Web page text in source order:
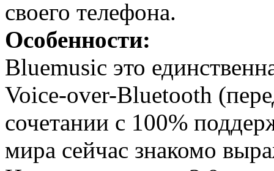
своего телефона.
Особенности:
Bluemusic это
Voice-over-Bluetooth
сочетании с 100%
мира сейчас знакомо